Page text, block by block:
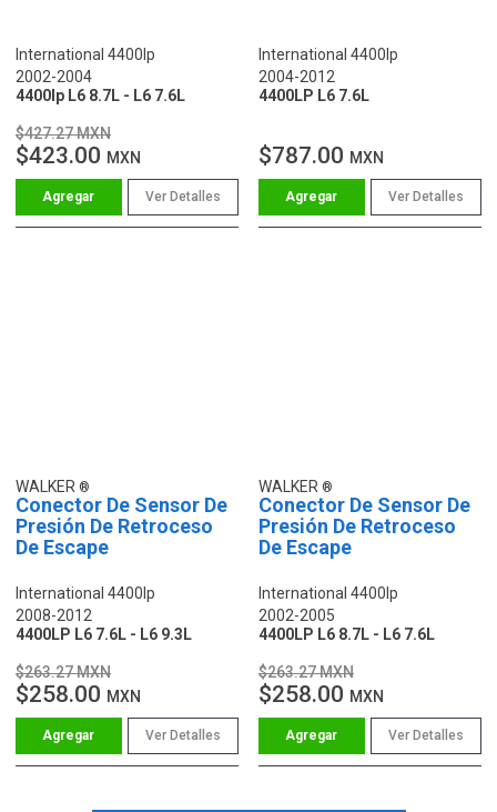
International 4400lp
2002-2004
4400lp L6 8.7L - L6 7.6L
$427.27 MXN
$423.00 MXN
Ver Detalles
International 4400lp
2004-2012
4400LP L6 7.6L
$787.00 MXN
Ver Detalles
WALKER
Conector De Sensor De
Presión De Retroceso
De Escape
International 4400lp
2008-2012
4400LP L6 7.6L - L6 9.3L
$263.27 MXN
$258.00 MXN
Ver Detalles
WALKER
Conector De Sensor De
Presión De Retroceso
De Escape
International 4400lp
2002-2005
4400LP L6 8.7L - L6 7.6L
$263.27 MXN
$258.00 MXN
Ver Detalles